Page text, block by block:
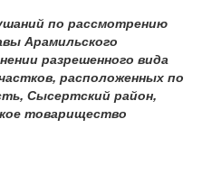
по рассмотрению
Арамильского
разрешенного вида
расположенных по
Сысертский район,
товарищество